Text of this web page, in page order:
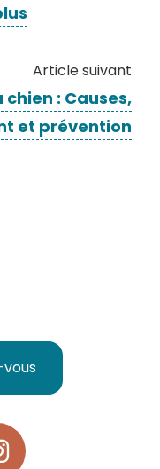
Article suivant
: Causes,
et prévention